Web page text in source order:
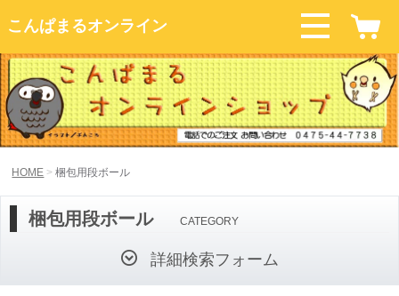
こんぱまるオンライン
HOME 梱包用段ボール
梱包用段ボール CATEGORY
詳細検索フォーム